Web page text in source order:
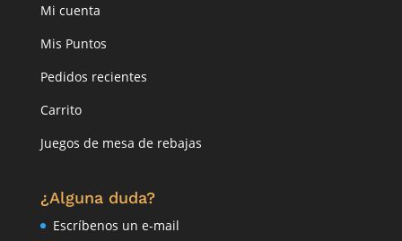
Mi cuenta
Mis Puntos
Pedidos recientes
Carrito
Juegos de mesa de rebajas
¿Alguna duda?
Escríbenos un e-mail